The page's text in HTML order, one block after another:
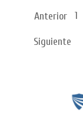
Anterior 1
Siguiente